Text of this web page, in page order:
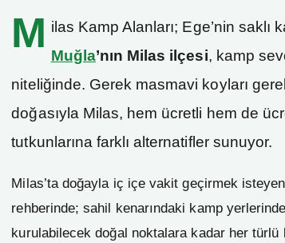
M ilas Kamp Alanları; Ege’nin saklı
Muğla’nın Milas ilçesi, kamp
niteliğinde. Gerek masmavi koyları
doğasıyla Milas, hem ücretli hem de
tutkunlarına farklı alternatifler sunuyor.
Milas’ta doğayla iç içe vakit geçirmek
rehberinde; sahil kenarındaki kamp
kurulabilecek doğal noktalara kadar her